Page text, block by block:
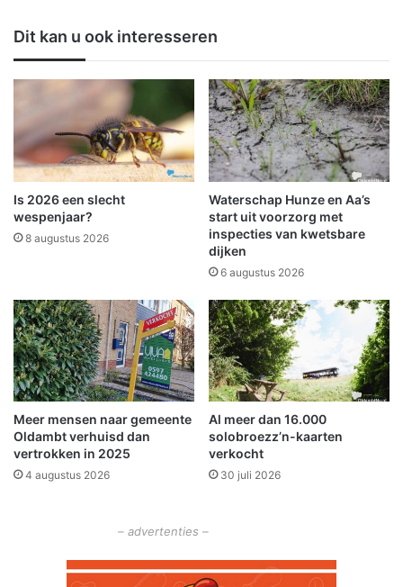
k
t
o
a
r
t
p
l
i
n
W
i
n
s
c
h
o
t
Dit kan u ook interesseren
Is 2026 een slecht
wespenjaar?
8 augustus 2026
Waterschap Hunze en Aa’s
start uit voorzorg met
inspecties van kwetsbare
dijken
6 augustus 2026
Meer mensen naar gemeente
Oldambt verhuisd dan
vertrokken in 2025
4 augustus 2026
Al meer dan 16.000
solobroezz’n-kaarten
verkocht
30 juli 2026
– advertenties –